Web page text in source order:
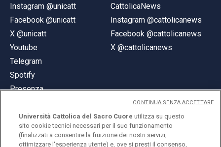
Instagram @unicatt
Facebook @unicatt
X @unicatt
Youtube
Telegram
Spotify
Presenza
CattolicaNews
Instagram @cattolicanews
Facebook @cattolicanews
X @cattolicanews
Università Cattolica del Sacro Cuore utilizza su questo
sito cookie tecnici necessari per il suo funzionamento
(finalizzati a consentire la fruizione dei nostri servizi,
ottimizzare l'esperienza utente) e, ove si presti il consenso,
CONTINUA SENZA ACCETTARE